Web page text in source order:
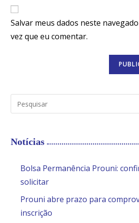
Salvar meus dados neste
vez que eu comentar.
Notícias
Bolsa Permanência Prouni:
solicitar
Prouni abre prazo para
inscrição